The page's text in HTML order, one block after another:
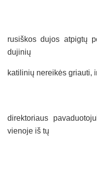
rusiškos dujos atpigtų
dujinių
katilinių nereikės griauti,
direktoriaus
vienoje iš tų